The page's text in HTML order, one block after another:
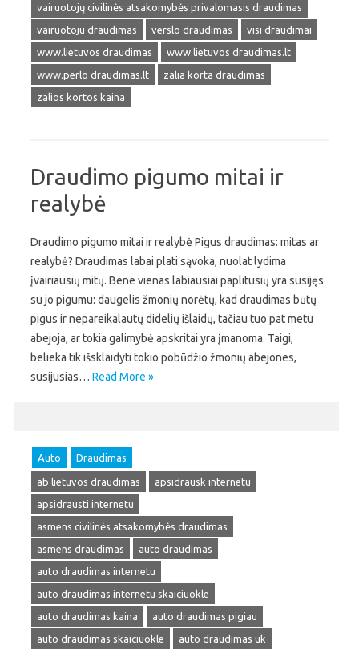
vairuotojų civilinės atsakomybės privalomasis draudimas
vairuotoju draudimas
verslo draudimas
visi draudimai
www.lietuvos draudimas
www.lietuvos draudimas.lt
www.perlo draudimas.lt
zalia korta draudimas
zalios kortos kaina
Draudimo pigumo mitai ir
realybė
Draudimo pigumo mitai ir realybė Pigus draudimas: mitas ar
realybė? Draudimas labai plati sąvoka, nuolat lydima
įvairiausių mitų. Bene vienas labiausiai paplitusių yra susijęs
su jo pigumu: daugelis žmonių norėtų, kad draudimas būtų
pigus ir nepareikalautų didelių išlaidų, tačiau tuo pat metu
abejoja, ar tokia galimybė apskritai yra įmanoma. Taigi,
belieka tik išsklaidyti tokio pobūdžio žmonių abejones,
susijusias… Read More »
Auto Draudimas
ab lietuvos draudimas
apsidrausk internetu
apsidrausti internetu
asmens civilinės atsakomybės draudimas
asmens draudimas
auto draudimas
auto draudimas internetu
auto draudimas internetu skaiciuokle
auto draudimas kaina
auto draudimas pigiau
auto draudimas skaiciuokle
auto draudimas uk